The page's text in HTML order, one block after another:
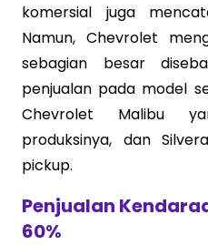
komersial juga
Namun, Chevrolet
sebagian besar
penjualan pada model
Chevrolet Malibu
produksinya, dan
pickup.
Penjualan
60%